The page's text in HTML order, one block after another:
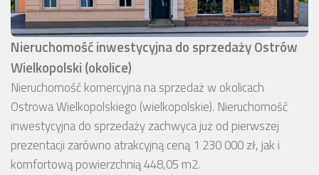
Nieruchomość inwestycyjna do sprzedaży Ostrów
Wielkopolski (okolice)
Nieruchomość komercyjna na sprzedaż w okolicach
Ostrowa Wielkopolskiego (wielkopolskie). Nieruchomość
inwestycyjna do sprzedaży zachwyca już od pierwszej
prezentacji zarówno atrakcyjną ceną 1 230 000 zł, jak i
komfortową powierzchnią 448,05 m2.